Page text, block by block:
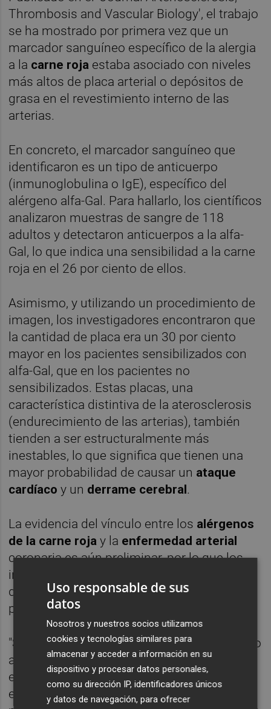
Thrombosis and Vascular Biology', el trabajo
se ha mostrado por primera vez que un
marcador sanguíneo específico de la alergia
a la carne roja estaba asociado con niveles
más altos de placa arterial o depósitos de
grasa en el revestimiento interno de las
arterias.
En concreto, el marcador sanguíneo que
identificaron es un tipo de anticuerpo
(inmunoglobulina o IgE), específico del
alérgeno alfa-Gal. Para hallarlo, los científicos
analizaron muestras de sangre de 118
adultos y detectaron anticuerpos a la alfa-
Gal, lo que indica una sensibilidad a la carne
roja en el 26 por ciento de ellos.
Asimismo, y utilizando un procedimiento de
imagen, los investigadores encontraron que
la cantidad de placa era un 30 por ciento
mayor en los pacientes sensibilizados con
alfa-Gal, que en los pacientes no
sensibilizados. Estas placas, una
característica distintiva de la aterosclerosis
(endurecimiento de las arterias), también
tienden a ser estructuralmente más
inestables, lo que significa que tienen una
mayor probabilidad de causar un ataque
cardíaco y un derrame cerebral.
La evidencia del vínculo entre los alérgenos
de la carne roja y la enfermedad arterial
coronaria es aún preliminar, por lo que los
investigadores han destacado la necesidad
de realizar más estudios en animales y
personas para confirmar sus hallazgos.
"Si bien se necesitan más estudios, el trabajo
actual proporciona un posible nuevo
enfoque u objetivo para prevenir o tratar la
enfermedad cardiaca en un subgrupo de
Uso responsable de sus
datos
Nosotros y nuestros socios utilizamos
cookies y tecnologías similares para
almacenar y acceder a información en su
dispositivo y procesar datos personales,
como su dirección IP, identificadores únicos
y datos de navegación, para ofrecer